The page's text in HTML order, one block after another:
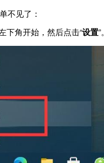
不见了：
下角开始，然后点击“设置”。